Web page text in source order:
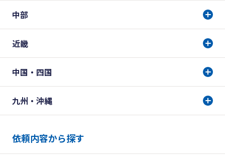
中部
近畿
中国・四国
九州・沖縄
依頼内容から探す